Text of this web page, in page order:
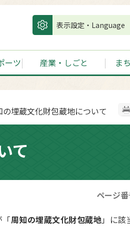
表示設定・Language
ーツ 産業・しごと ま
の埋蔵文化財包蔵地について
て
ページ
周知の埋蔵文化財包蔵地」に該